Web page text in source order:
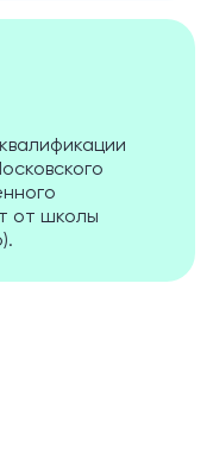
от школы